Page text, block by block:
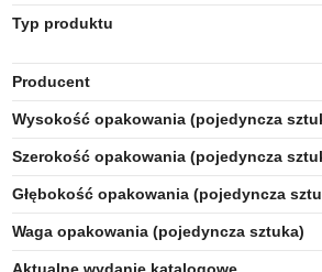
Typ produktu
Producent
Wysokość opakowania (pojedyncza
Szerokość opakowania (pojedyncza
Głębokość opakowania (pojedyncza
Waga opakowania (pojedyncza sztuka)
Aktualne wydanie katalogowe